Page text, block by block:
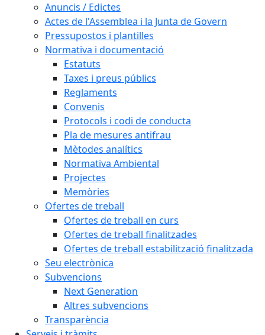
Anuncis / Edictes
Actes de l'Assemblea i la Junta de Govern
Pressupostos i plantilles
Normativa i documentació
Estatuts
Taxes i preus públics
Reglaments
Convenis
Protocols i codi de conducta
Pla de mesures antifrau
Mètodes analítics
Normativa Ambiental
Projectes
Memòries
Ofertes de treball
Ofertes de treball en curs
Ofertes de treball finalitzades
Ofertes de treball estabilització finalitzada
Seu electrònica
Subvencions
Next Generation
Altres subvencions
Transparència